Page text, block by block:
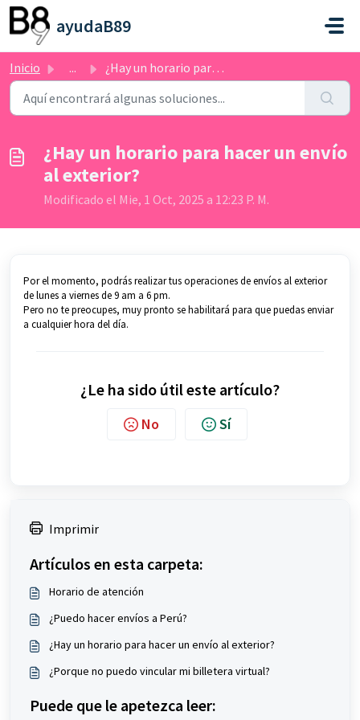
Saltar al contenido principal
ayudaB89
Inicio ... ¿Hay un horario para hacer un envío al exterior?
¿Hay un horario para hacer un envío
al exterior?
Modificado el Mie, 1 Oct, 2025 a 12:23 P. M.
Por el momento, podrás realizar tus operaciones de envíos al exterior
de lunes a viernes de 9 am a 6 pm.
Pero no te preocupes, muy pronto se habilitará para que puedas enviar
a cualquier hora del día.
¿Le ha sido útil este artículo?
No Sí
Imprimir
Artículos en esta carpeta:
Horario de atención
¿Puedo hacer envíos a Perú?
¿Hay un horario para hacer un envío al exterior?
¿Porque no puedo vincular mi billetera virtual?
Puede que le apetezca leer: